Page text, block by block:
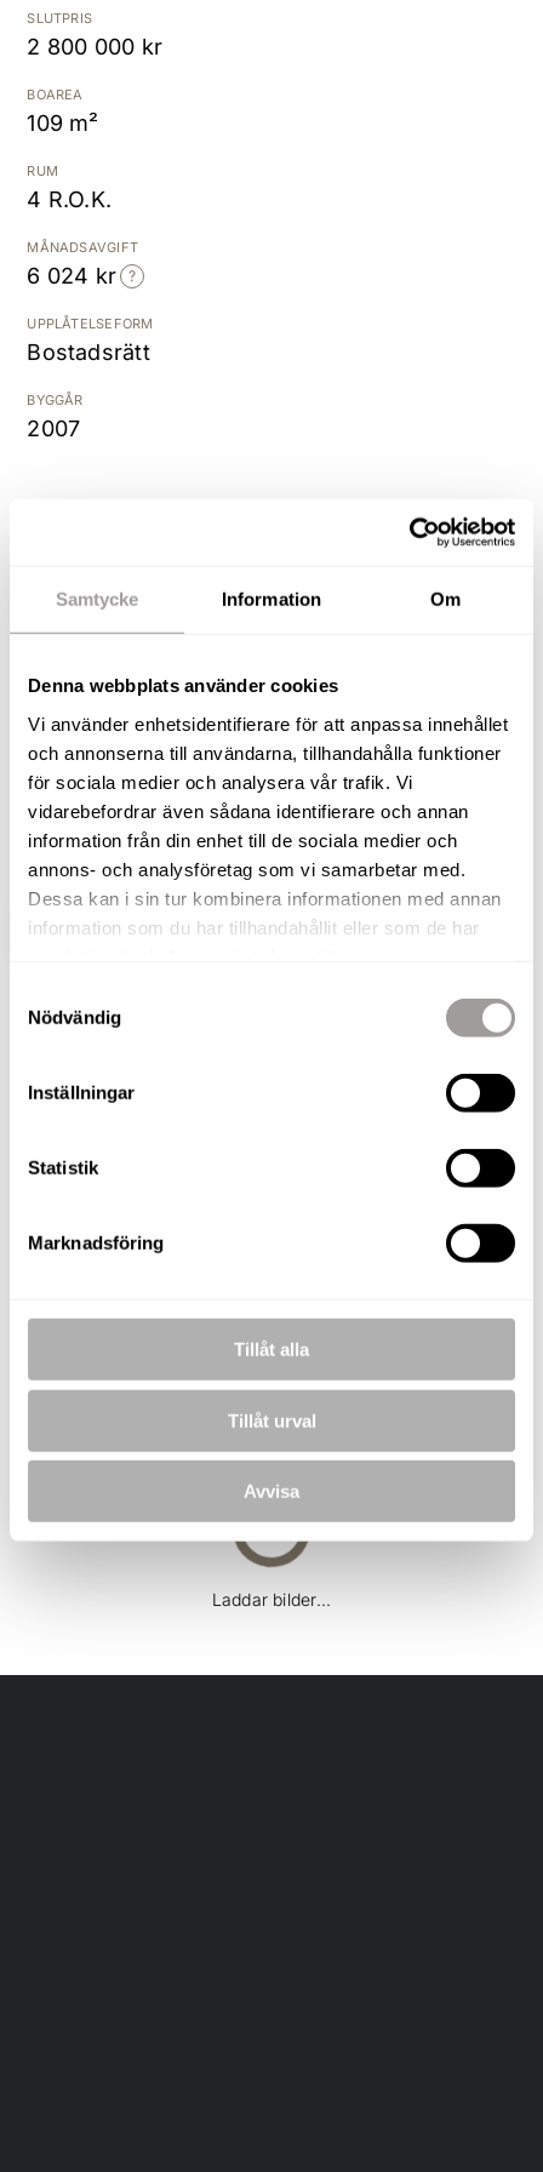
Samtycke Information Om
Denna webbplats använder cookies
Vi använder enhetsidentifierare för att anpassa innehållet
och annonserna till användarna, tillhandahålla funktioner
för sociala medier och analysera vår trafik. Vi
vidarebefordrar även sådana identifierare och annan
information från din enhet till de sociala medier och
annons- och analysföretag som vi samarbetar med.
Dessa kan i sin tur kombinera informationen med annan
information som du har tillhandahållit eller som de har
Nödvändig
Inställningar
Statistik
Marknadsföring
Tillåt alla
Tillåt urval
Avvisa
SLUTPRIS
2 800 000 kr
BOAREA
109 m²
RUM
4 R.O.K.
MÅNADSAVGIFT
6 024 kr
UPPLÅTELSEFORM
Bostadsrätt
BYGGÅR
2007
Rymlig och välplanerad 4:a om
109 kvm med inglasad balkong
i söderläge och social
planlösning!
På attraktiva Ladugårdsängen och med adressen
Landbotorpsallén 21C erbjuds nu denna
välplanerade fyrarummare om generösa 109 kvm
– ett hem som kombinerar sociala ytor, bra
planlösning och ett bekvämt läge med både city
och natur nära till hands.
VISA HELA BESKRIVNINGEN BILDER
BILDER
Laddar bilder...